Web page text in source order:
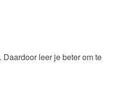
leer je beter om te